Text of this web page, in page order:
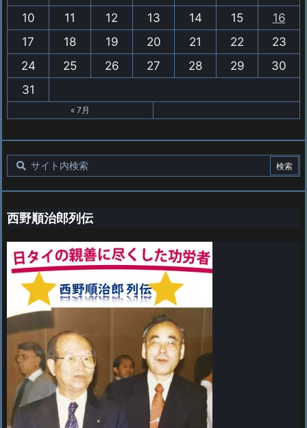
10
11 12 13 14 15
16
17
18 19 20 21 22
23
24
25 26 27 28 29
30
31
« 7月
西野順治郎列伝